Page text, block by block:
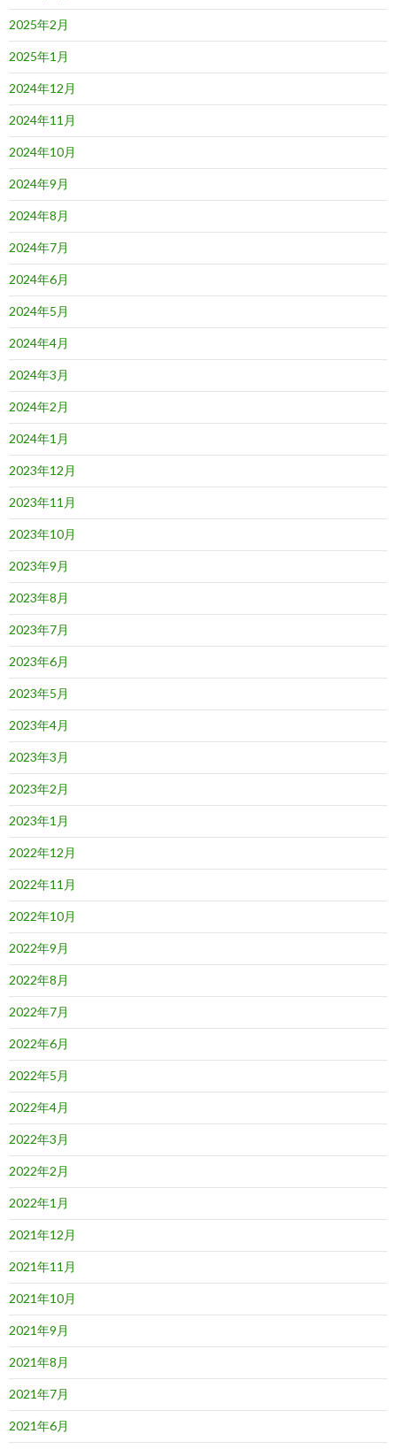
2025年2月
2025年1月
2024年12月
2024年11月
2024年10月
2024年9月
2024年8月
2024年7月
2024年6月
2024年5月
2024年4月
2024年3月
2024年2月
2024年1月
2023年12月
2023年11月
2023年10月
2023年9月
2023年8月
2023年7月
2023年6月
2023年5月
2023年4月
2023年3月
2023年2月
2023年1月
2022年12月
2022年11月
2022年10月
2022年9月
2022年8月
2022年7月
2022年6月
2022年5月
2022年4月
2022年3月
2022年2月
2022年1月
2021年12月
2021年11月
2021年10月
2021年9月
2021年8月
2021年7月
2021年6月